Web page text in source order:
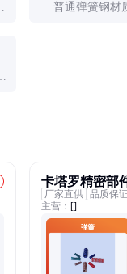
普通弹簧钢材
卡塔罗精密部
厂家直供 品质保
主营： []